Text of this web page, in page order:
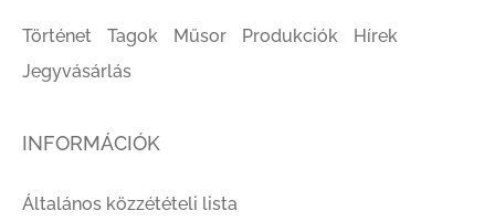
Történet Tagok Műsor Produkciók
Hírek
Jegyvásárlás
INFORMÁCIÓK
Általános közzétételi lista